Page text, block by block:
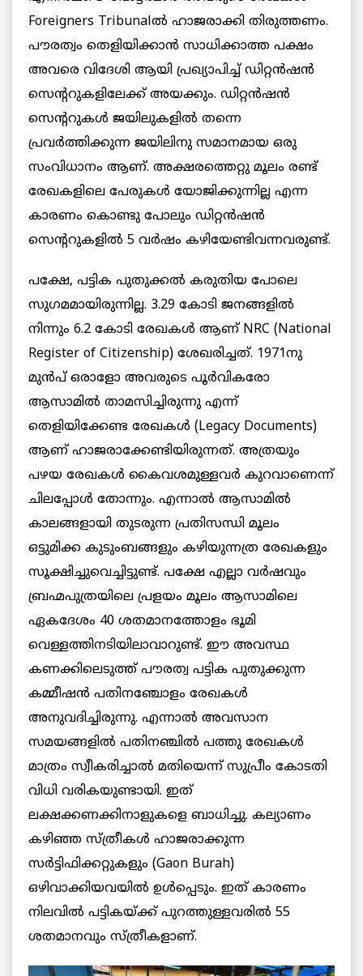
Foreigners Tribunalല്‍ ഹാജരാക്കി തിരുത്തണം.
പൗരത്വം തെളിയിക്കാന്‍ സാധിക്കാത്ത പക്ഷം
അവരെ വിദേശി ആയി പ്രഖ്യാപിച്ച് ഡിറ്റന്‍ഷന്‍
സെന്ററുകളിലേക്ക് അയക്കും. ഡിറ്റന്‍ഷന്‍
സെന്ററുകള്‍ ജയിലുകളില്‍ തന്നെ
പ്രവര്‍ത്തിക്കുന്ന ജയിലിനു സമാനമായ ഒരു
സംവിധാനം ആണ്. അക്ഷരത്തെറ്റു മൂലം രണ്ട്
രേഖകളിലെ പേരുകള്‍ യോജിക്കുന്നില്ല എന്ന
കാരണം കൊണ്ടു പോലും ഡിറ്റന്‍ഷന്‍
സെന്ററുകളില്‍ 5 വര്‍ഷം കഴിയേണ്ടിവന്നവരുണ്ട്.
പക്ഷേ, പട്ടിക പുതുക്കല്‍ കരുതിയ പോലെ
സുഗമമായിരുന്നില്ല. 3.29 കോടി ജനങ്ങളില്‍
നിന്നും 6.2 കോടി രേഖകള്‍ ആണ് NRC (National
Register of Citizenship) ശേഖരിച്ചത്. 1971നു
മുന്‍പ് ഒരാളോ അവരുടെ പൂര്‍വികരോ
ആസാമില്‍ താമസിച്ചിരുന്നു എന്ന്
തെളിയിക്കേണ്ട രേഖകള്‍ (Legacy Documents)
ആണ് ഹാജരാക്കേണ്ടിയിരുന്നത്. അത്രയും
പഴയ രേഖകള്‍ കൈവശമുള്ളവര്‍ കുറവാണെന്ന്
ചിലപ്പോള്‍ തോന്നും. എന്നാല്‍ ആസാമില്‍
കാലങ്ങളായി തുടരുന്ന പ്രതിസന്ധി മൂലം
ഒട്ടുമിക്ക കുടുംബങ്ങളും കഴിയുന്നത്ര രേഖകളും
സൂക്ഷിച്ചുവെച്ചിട്ടുണ്ട്. പക്ഷേ എല്ലാ വര്‍ഷവും
ബ്രഹ്മപുത്രയിലെ പ്രളയം മൂലം ആസാമിലെ
ഏകദേശം 40 ശതമാനത്തോളം ഭൂമി
വെള്ളത്തിനടിയിലാവാറുണ്ട്. ഈ അവസ്ഥ
കണക്കിലെടുത്ത് പൗരത്വ പട്ടിക പുതുക്കുന്ന
കമ്മീഷന്‍ പതിനഞ്ചോളം രേഖകള്‍
അനുവദിച്ചിരുന്നു. എന്നാല്‍ അവസാന
സമയങ്ങളില്‍ പതിനഞ്ചില്‍ പത്തു രേഖകള്‍
മാത്രം സ്വീകരിച്ചാല്‍ മതിയെന്ന് സുപ്രീം കോടതി
വിധി വരികയുണ്ടായി. ഇത്
ലക്ഷക്കണക്കിനാളുകളെ ബാധിച്ചു. കല്യാണം
കഴിഞ്ഞ സ്ത്രീകള്‍ ഹാജരാക്കുന്ന
സര്‍ട്ടിഫിക്കറ്റുകളും (Gaon Burah)
ഒഴിവാക്കിയവയില്‍ ഉള്‍പ്പെടും. ഇത് കാരണം
നിലവില്‍ പട്ടികയ്ക്ക് പുറത്തുള്ളവരില്‍ 55
ശതമാനവും സ്ത്രീകളാണ്.